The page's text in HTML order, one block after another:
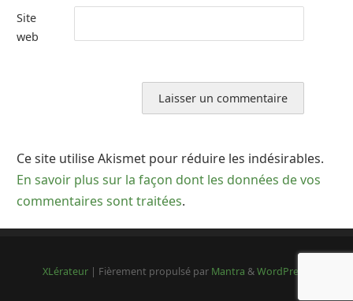
Site
web
Ce site utilise Akismet pour réduire les indésirables.
En savoir plus sur la façon dont les données de vos
commentaires sont traitées.
XLérateur | Fièrement propulsé par Mantra &WordPress.